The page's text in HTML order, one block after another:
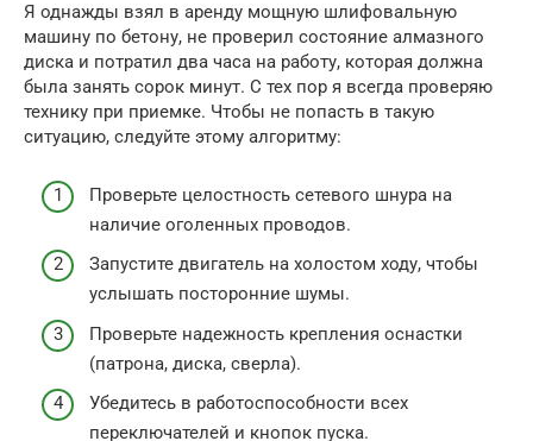
Я однажды взял в аренду мощную шлифовальную
машину по бетону, не проверил состояние алмазного
диска и потратил два часа на работу, которая должна
была занять сорок минут. С тех пор я всегда проверяю
технику при приемке. Чтобы не попасть в такую
ситуацию, следуйте этому алгоритму:
Проверьте целостность сетевого шнура на
наличие оголенных проводов.
Запустите двигатель на холостом ходу, чтобы
услышать посторонние шумы.
Проверьте надежность крепления оснастки
(патрона, диска, сверла).
Убедитесь в работоспособности всех
переключателей и кнопок пуска.